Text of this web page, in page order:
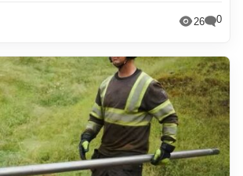
26 0